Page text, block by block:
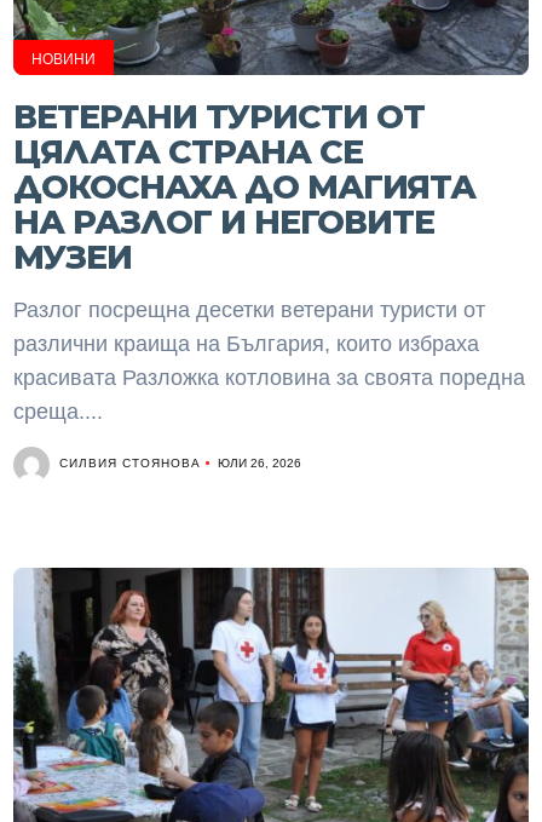
НОВИНИ
ВЕТЕРАНИ ТУРИСТИ ОТ
ЦЯЛАТА СТРАНА СЕ
ДОКОСНАХА ДО МАГИЯТА
НА РАЗЛОГ И НЕГОВИТЕ
МУЗЕИ
Разлог посрещна десетки ветерани туристи от
различни краища на България, които избраха
красивата Разложка котловина за своята поредна
среща....
СИЛВИЯ СТОЯНОВА ЮЛИ 26, 2026